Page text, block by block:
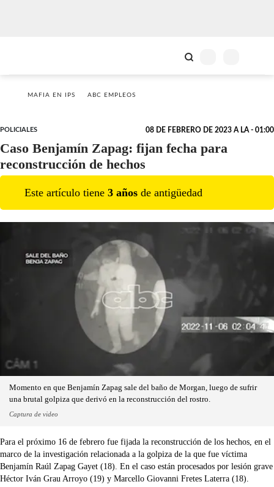
MAFIA EN IPS ABC EMPLEOS
POLICIALES 08 DE FEBRERO DE 2023 A LA - 01:00
Caso Benjamín Zapag: fijan fecha para
reconstrucción de hechos
Este artículo tiene 3 años de antigüedad
Momento en que Benjamín Zapag sale del baño de Morgan, luego de sufrir
una brutal golpiza que derivó en la reconstrucción del rostro.
Captura de video
Para el próximo 16 de febrero fue fijada la reconstrucción de los hechos, en el
marco de la investigación relacionada a la golpiza de la que fue víctima
Benjamín Raúl Zapag Gayet (18). En el caso están procesados por lesión grave
Héctor Iván Grau Arroyo (19) y Marcello Giovanni Fretes Laterra (18).